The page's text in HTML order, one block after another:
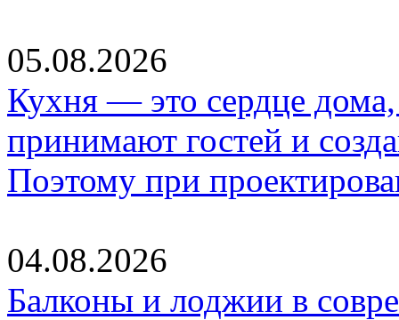
05.08.2026
Кухня — это сердце дома,
принимают гостей и
Поэтому при
04.08.2026
Балконы и лоджии в